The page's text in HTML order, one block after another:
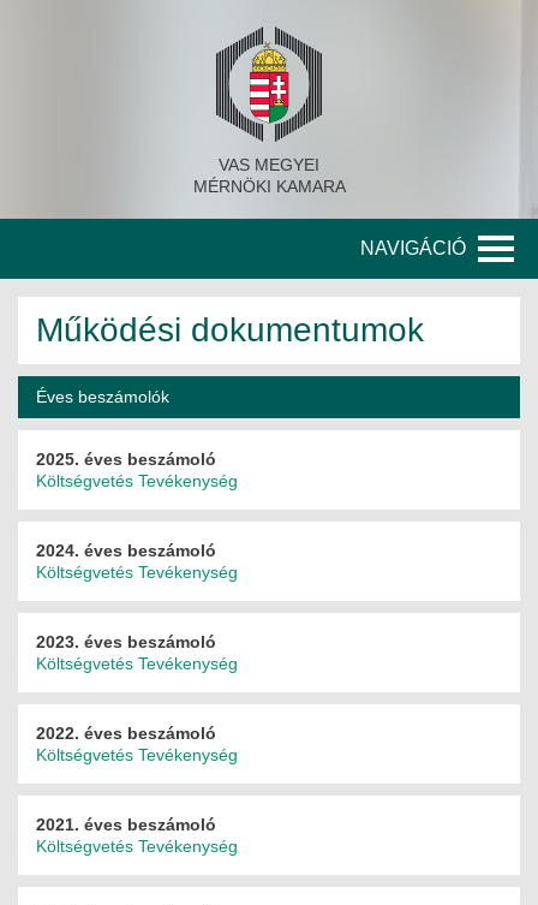
VAS MEGYEI
MÉRNÖKI KAMARA
NAVIGÁCIÓ
KITÜNTETETT MÉRNÖKÖK
MÉRNÖK ELŐDÖK
JOGOSULTSÁGOK
IGAZGATÁSI, SZOLGÁLTATÁSI DÍJAK
SZABÁLYZATOK
MŰKÖDÉSI DOKUMENTUMOK
KÖZÉRDEKŰ ADATOK
Működési dokumentumok
Éves beszámolók
2025. éves beszámoló
Költségvetés Tevékenység
2024. éves beszámoló
Költségvetés Tevékenység
2023. éves beszámoló
Költségvetés Tevékenység
2022. éves beszámoló
Költségvetés Tevékenység
2021. éves beszámoló
Költségvetés Tevékenység